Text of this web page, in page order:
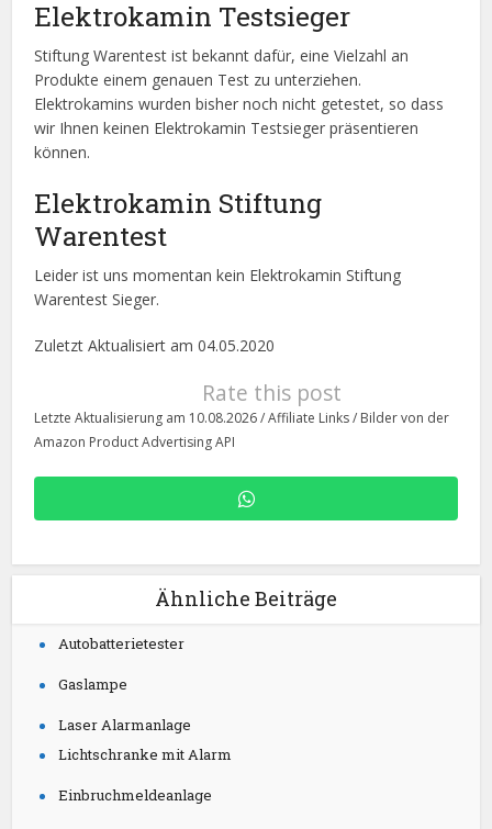
Elektrokamin Testsieger
Stiftung Warentest ist bekannt dafür, eine Vielzahl an
Produkte einem genauen Test zu unterziehen.
Elektrokamins wurden bisher noch nicht getestet, so dass
wir Ihnen keinen Elektrokamin Testsieger präsentieren
können.
Elektrokamin Stiftung
Warentest
Leider ist uns momentan kein Elektrokamin Stiftung
Warentest Sieger.
Zuletzt Aktualisiert am 04.05.2020
Rate this post
Letzte Aktualisierung am 10.08.2026 / Affiliate Links / Bilder von der
Amazon Product Advertising API
Ähnliche Beiträge
Autobatterietester
Gaslampe
Laser Alarmanlage
Lichtschranke mit Alarm
Einbruchmeldeanlage